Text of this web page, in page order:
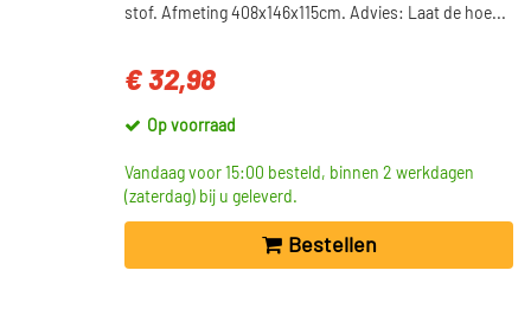
stof. Afmeting 408x146x115cm. Advies: Laat de hoe...
€ 32,98
Op voorraad
Vandaag voor 15:00 besteld, binnen 2 werkdagen
(zaterdag) bij u geleverd.
Bestellen